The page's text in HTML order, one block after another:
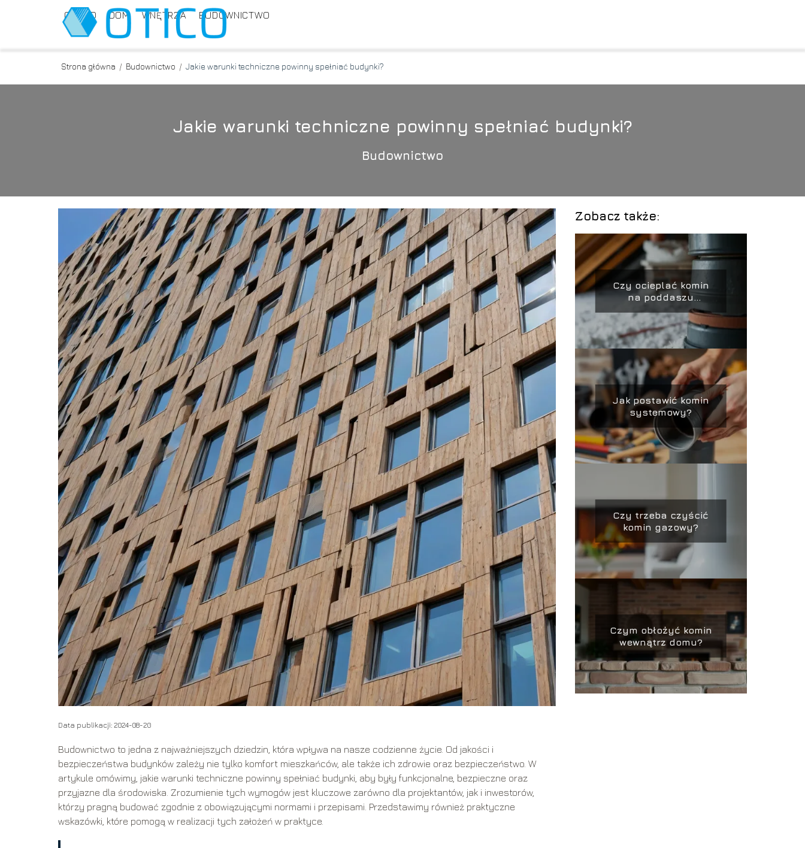
OGRÓD DOM WNĘTRZA BUDOWNICTWO
Strona główna / Budownictwo / Jakie warunki techniczne powinny spełniać budynki?
Jakie warunki techniczne powinny spełniać budynki?
Budownictwo
Data publikacji: 2024-08-20
Budownictwo to jedna z najważniejszych dziedzin, która wpływa na nasze codzienne życie. Od jakości i
bezpieczeństwa budynków zależy nie tylko komfort mieszkańców, ale także ich zdrowie oraz bezpieczeństwo. W
artykule omówimy, jakie warunki techniczne powinny spełniać budynki, aby były funkcjonalne, bezpieczne oraz
przyjazne dla środowiska. Zrozumienie tych wymogów jest kluczowe zarówno dla projektantów, jak i inwestorów,
którzy pragną budować zgodnie z obowiązującymi normami i przepisami. Przedstawimy również praktyczne
wskazówki, które pomogą w realizacji tych założeń w praktyce.
Zobacz także:
Czy ocieplać komin
na poddaszu
nieużytkowym?
Jak postawić komin
systemowy?
Czy trzeba czyścić
komin gazowy?
Czym obłożyć komin
wewnątrz domu?